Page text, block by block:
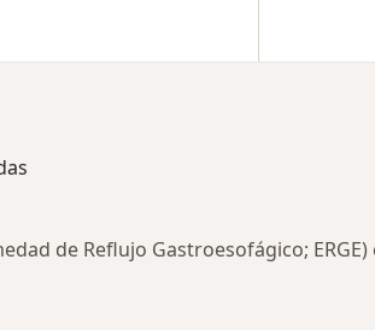
de Reflujo Gastroesofágico;